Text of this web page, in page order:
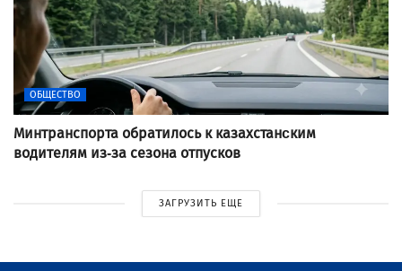
ОБЩЕСТВО
Минтранспорта обратилось к казахстанcким
водителям из-за сезона отпусков
ЗАГРУЗИТЬ ЕЩЕ